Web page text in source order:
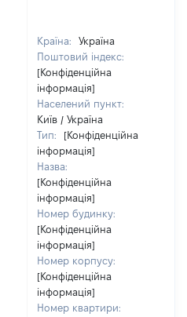
Країна:
Україна
Поштовий індекс:
[Конфіденційна
інформація]
Населений пункт:
Київ / Україна
Тип:
[Конфіденційна
інформація]
Назва:
[Конфіденційна
інформація]
Номер будинку:
[Конфіденційна
інформація]
Номер корпусу:
[Конфіденційна
інформація]
Номер квартири: